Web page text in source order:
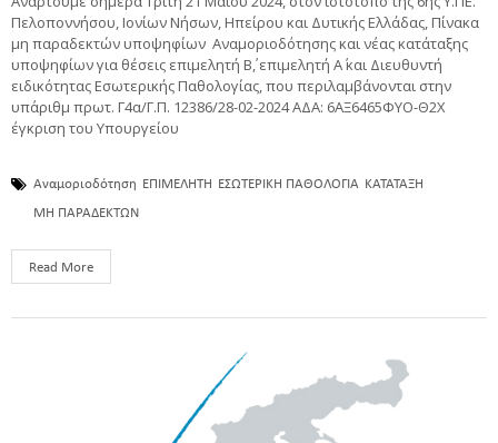
Πελοποννήσου, Ιονίων Νήσων, Ηπείρου και Δυτικής Ελλάδας, Πίνακα
μη παραδεκτών υποψηφίων Αναμοριοδότησης και νέας κατάταξης
υποψηφίων για θέσεις επιμελητή Β΄, επιμελητή Α΄ και Διευθυντή
ειδικότητας Εσωτερικής Παθολογίας, που περιλαμβάνονται στην
υπ΄αριθμ πρωτ. Γ4α/Γ.Π. 12386/28-02-2024 ΑΔΑ: 6ΑΞ6465ΦΥΟ-Θ2Χ
έγκριση του Υπουργείου
Αναμοριοδότηση ΕΠΙΜΕΛΗΤΗ ΕΣΩΤΕΡΙΚΗ ΠΑΘΟΛΟΓΙΑ ΚΑΤΑΤΑΞΗ
ΜΗ ΠΑΡΑΔΕΚΤΩΝ
Read More